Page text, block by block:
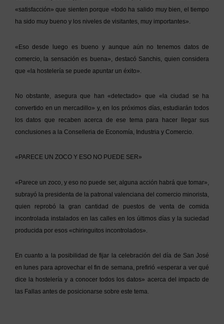
«satisfacción» que sienten porque «todo ha salido muy bien, el tiempo
ha sido muy bueno y los niveles de visitantes, muy importantes».
«Eso desde luego es bueno y aunque aún no tenemos datos de
comercio, la sensación es buena», destacó Sanchis, quien considera
que «la hostelería se puede apuntar un éxito».
No obstante, asegura que han «detectado» que «la ciudad se ha
convertido en un mercadillo» y, en los próximos días, estudiarán todos
los datos que recaben acerca de ese tema para hacer llegar sus
conclusiones a la Conselleria de Economía, Industria y Comercio.
«PARECE UN ZOCO Y ESO NO PUEDE SER»
«Parece un zoco, y eso no puede ser, alguna acción habrá que tomar»,
subrayó la presidenta de la patronal valenciana del comercio minorista,
quien reprobó la gran cantidad de puestos de venta de comida
incontrolada instalados en las calles en los últimos días y la suciedad
producida por esos «chiringuitos incontrolados».
En cuanto a la posibilidad de fijar la celebración del día de San José
en lunes para aprovechar el fin de semana, prefirió «esperar a ver qué
dice la hostelería y a conocer todos los datos» acerca del impacto de
las Fallas antes de posicionarse sobre este tema.